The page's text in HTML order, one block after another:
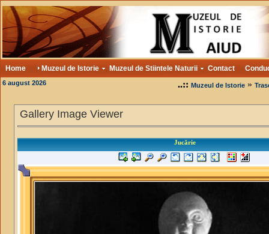
Home Muzeul de Istorie Muzeul de Stiintele Naturii Contact
6 august 2026 ..:: Muzeul de Istorie»
Gallery Image Viewer
Jucărie